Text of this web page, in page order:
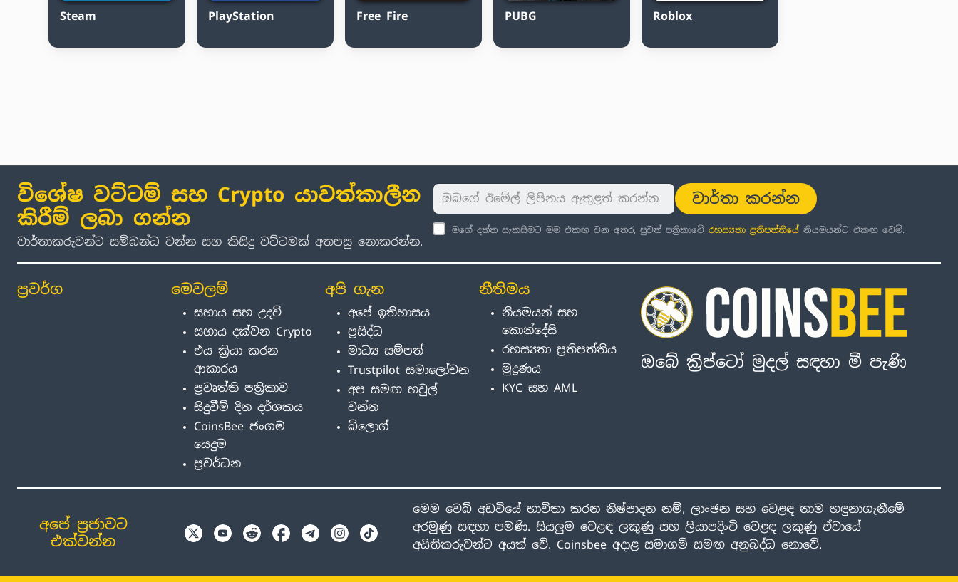
Steam PlayStation Free Fire PUBG Roblox
විශේෂ වට්ටම් සහ Crypto යාවත්කාලීන
කිරීම් ලබා ගන්න
වාර්තාකරුවන්ට සම්බන්ධ වන්න සහ කිසිදු වට්ටමක් අතපසු නොකරන්න.
වාර්තා කරන්න
මගේ දත්ත සැකසීමට මම එකඟ වන අතර, පුවත් පත්‍රිකාවේ රහස්‍යතා ප්‍රතිපත්තියේ නියමයන්ට එකඟ වෙමි.
ප්‍රවර්ග මෙවලම්
සහාය සහ උදව්
සහාය දක්වන Crypto
එය ක්‍රියා කරන
ආකාරය
ප්‍රවෘත්ති පත්‍රිකාව
සිදුවීම් දින දර්ශකය
CoinsBee ජංගම
යෙදුම
ප්‍රවර්ධන
අපි ගැන
අපේ ඉතිහාසය
ප්‍රසිද්ධ
මාධ්‍ය සම්පත්
Trustpilot සමාලෝචන
අප සමඟ හවුල්
වන්න
බ්ලොග්
නීතිමය
නියමයන් සහ
කොන්දේසි
රහස්‍යතා ප්‍රතිපත්තිය
මුද්‍රණය
KYC සහ AML
ඔබේ ක්‍රිප්ටෝ මුදල් සඳහා මී පැණි
අපේ ප්‍රජාවට
එක්වන්න
මෙම වෙබ් අඩවියේ භාවිතා කරන නිෂ්පාදන නම්, ලාංඡන සහ වෙළඳ නාම හඳුනාගැනීමේ
අරමුණු සඳහා පමණි. සියලුම වෙළඳ ලකුණු සහ ලියාපදිංචි වෙළඳ ලකුණු ඒවායේ
අයිතිකරුවන්ට අයත් වේ. Coinsbee අදාළ සමාගම් සමඟ අනුබද්ධ නොවේ.